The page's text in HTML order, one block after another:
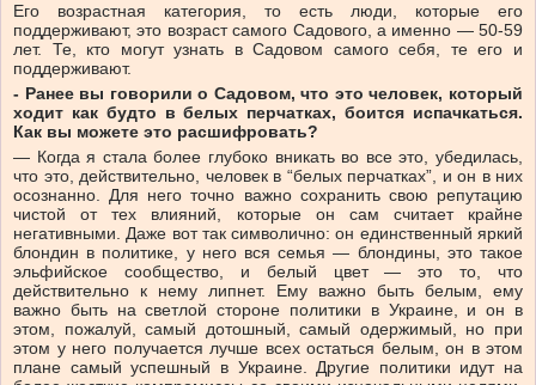
Его возрастная категория, то есть люди, которые его
поддерживают, это возраст самого Садового, а именно — 50-59
лет. Те, кто могут узнать в Садовом самого себя, те его и
поддерживают.
- Ранее вы говорили о Садовом, что это человек, который
ходит как будто в белых перчатках, боится испачкаться.
Как вы можете это расшифровать?
— Когда я стала более глубоко вникать во все это, убедилась,
что это, действительно, человек в “белых перчатках”, и он в них
осознанно. Для него точно важно сохранить свою репутацию
чистой от тех влияний, которые он сам считает крайне
негативными. Даже вот так символично: он единственный яркий
блондин в политике, у него вся семья — блондины, это такое
эльфийское сообщество, и белый цвет — это то, что
действительно к нему липнет. Ему важно быть белым, ему
важно быть на светлой стороне политики в Украине, и он в
этом, пожалуй, самый дотошный, самый одержимый, но при
этом у него получается лучше всех остаться белым, он в этом
плане самый успешный в Украине. Другие политики идут на